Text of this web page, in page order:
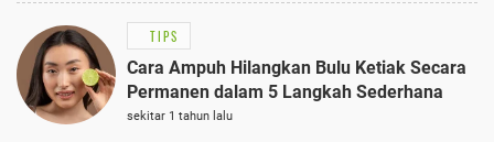
TIPS
Cara Ampuh Hilangkan Bulu Ketiak Secara
Permanen dalam 5 Langkah Sederhana
sekitar 1 tahun lalu